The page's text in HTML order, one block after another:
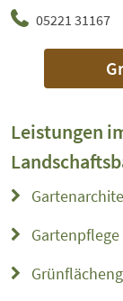
05221 31167
Leistungen
Gartenpflege